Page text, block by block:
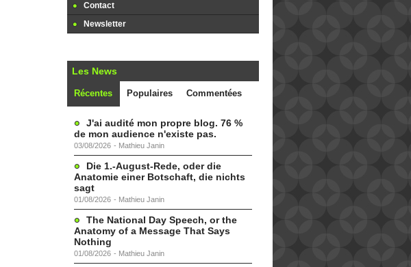
Contact
Newsletter
Les News
Récentes Populaires Commentées
J'ai audité mon propre blog. 76 %
de mon audience n'existe pas.
03/08/2026 - Mathieu Janin
Die 1.-August-Rede, oder die
Anatomie einer Botschaft, die nichts
sagt
01/08/2026 - Mathieu Janin
The National Day Speech, or the
Anatomy of a Message That Says
Nothing
01/08/2026 - Mathieu Janin